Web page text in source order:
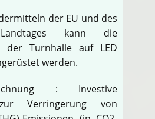
der EU und des
kann die
der Turnhalle auf LED
werden.
: Investive
Verringerung von